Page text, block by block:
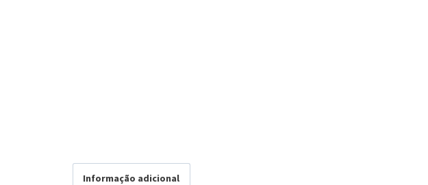
Informação adicional